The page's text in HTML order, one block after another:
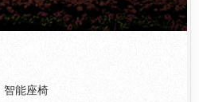
智能座椅